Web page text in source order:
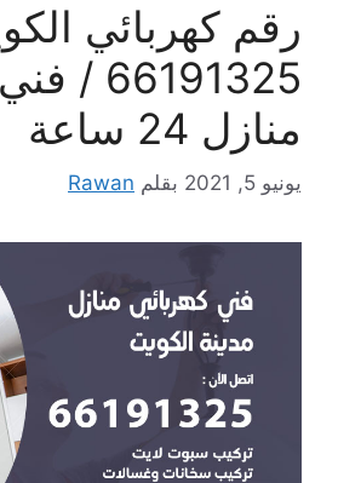
رقم كهربائي
منازل 24 ساعة
يونيو 5, 2021 بقلم Rawan